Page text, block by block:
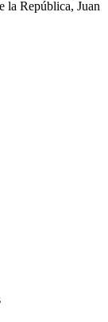
la República, Juan